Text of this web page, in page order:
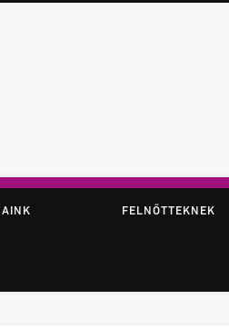
FELNŐTTEKNEK